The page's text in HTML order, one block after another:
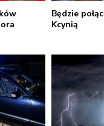
Będzie
Kcynią